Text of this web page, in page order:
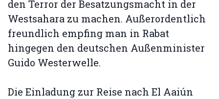
den Terror der Besatzungsmacht in der
Westsahara zu machen. Außerordentlich
freundlich empfing man in Rabat
hingegen den deutschen Außenminister
Guido Westerwelle.
Die Einladung zur Reise nach El Aaiún